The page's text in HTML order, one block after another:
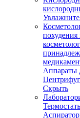
Зачем
Все
покупки
похудения
Аппараты
Скрыть